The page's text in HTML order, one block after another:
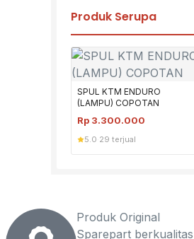
Produk Serupa
SPUL KTM ENDURO
(LAMPU) COPOTAN
Rp 3.300.000
5.0 29 terjual
Produk Original
Sparepart